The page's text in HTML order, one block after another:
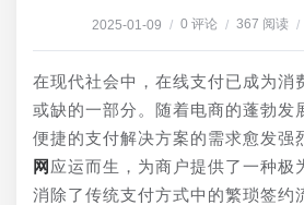
2025-01-09 / 0 评论 / 367 阅读 /
在现代社会中，在线支付已成为消
或缺的一部分。随着电商的蓬勃发
便捷的支付解决方案的需求愈发强
网 应运而生，为商户提供了一种极
消除了传统支付方式中的繁琐签约